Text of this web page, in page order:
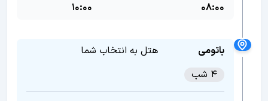
08:00
10:00
باتومی
هتل به انتخاب شما
4 شب